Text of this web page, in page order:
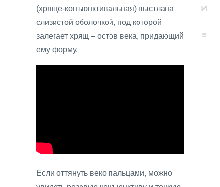
(хряще-конъюнктивальная) выстлана
слизистой оболочкой, под которой
залегает хрящ – остов века, придающий
ему форму.
Если оттянуть веко пальцами, можно